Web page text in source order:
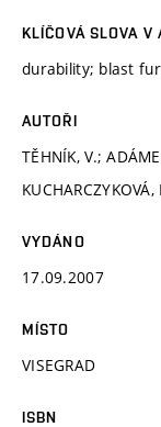
KLÍČOVÁ SLOVA V
durability; blast
AUTOŘI
TĚHNÍK, V.;
KUCHARCZYKOVÁ,
VYDÁNO
17.09.2007
MÍSTO
VISEGRAD
ISBN